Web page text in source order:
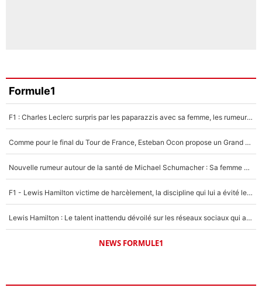
Formule1
F1 : Charles Leclerc surpris par les paparazzis avec sa femme, les rumeurs étaient vraies !
Comme pour le final du Tour de France, Esteban Ocon propose un Grand Prix de Formule 1 à Paris : «Autour de l’Arc de Triomphe, ce serait génial» !
Nouvelle rumeur autour de la santé de Michael Schumacher : Sa femme Corinna sort du silence
F1 - Lewis Hamilton victime de harcèlement, la discipline qui lui a évité le pire : «J'aurais probablement mal tourné»
Lewis Hamilton : Le talent inattendu dévoilé sur les réseaux sociaux qui a impressionné Kim Kardashian pendant leurs vacances en amoureux !
NEWS FORMULE1